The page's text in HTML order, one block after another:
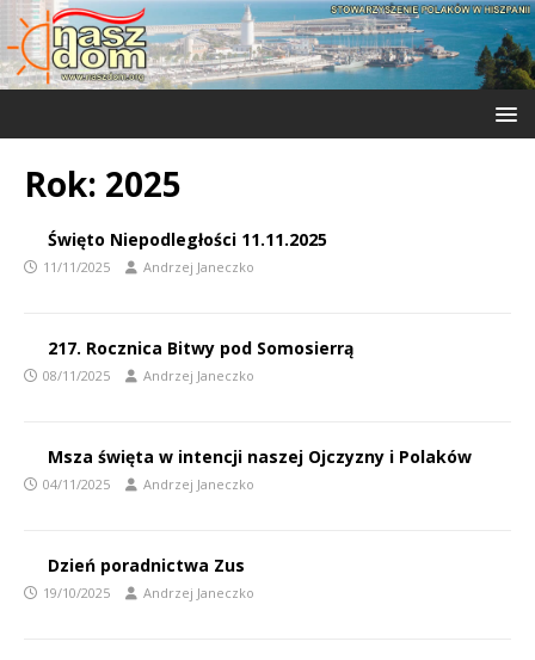
Rok: 2025
Święto Niepodległości 11.11.2025
11/11/2025 Andrzej Janeczko
217. Rocznica Bitwy pod Somosierrą
08/11/2025 Andrzej Janeczko
Msza święta w intencji naszej Ojczyzny i Polaków
04/11/2025 Andrzej Janeczko
Dzień poradnictwa Zus
19/10/2025 Andrzej Janeczko